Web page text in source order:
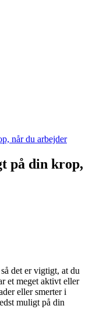
når du arbejder
på din krop,
det er vigtigt, at du
et meget aktivt eller
eller smerter i
muligt på din